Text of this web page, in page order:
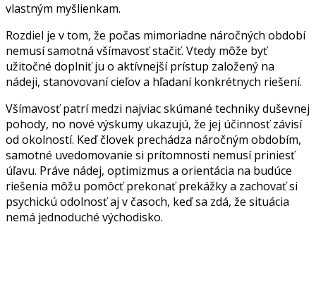
vlastným myšlienkam.
Rozdiel je v tom, že počas mimoriadne náročných období
nemusí samotná všímavosť stačiť. Vtedy môže byť
užitočné doplniť ju o aktívnejší prístup založený na
nádeji, stanovovaní cieľov a hľadaní konkrétnych riešení.
Všímavosť patrí medzi najviac skúmané techniky duševnej
pohody, no nové výskumy ukazujú, že jej účinnosť závisí
od okolností. Keď človek prechádza náročným obdobím,
samotné uvedomovanie si prítomnosti nemusí priniesť
úľavu. Práve nádej, optimizmus a orientácia na budúce
riešenia môžu pomôcť prekonať prekážky a zachovať si
psychickú odolnosť aj v časoch, keď sa zdá, že situácia
nemá jednoduché východisko.